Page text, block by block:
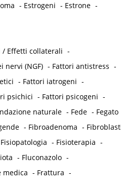
- Estrogeni - Estrone -
/ Effetti collaterali -
nervi (NGF) - Fattori antistress -
- Fattori iatrogeni -
psichici - Fattori psicogeni -
naturale - Fede - Fegato
- Fibroadenoma -
Fisiopatologia - Fisioterapia -
- Fluconazolo -
medica - Frattura -